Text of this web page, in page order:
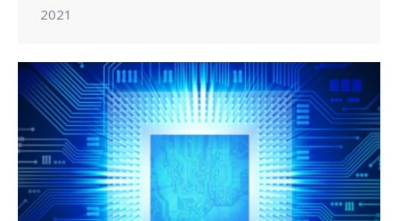
2021